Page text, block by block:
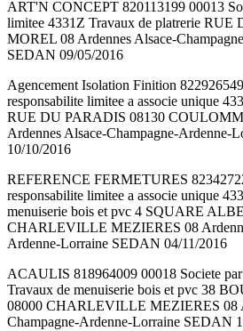
ART'N CONCEPT 820113199 00013
limitee 4331Z Travaux de platrerie
MOREL 08 Ardennes Alsace-
SEDAN 09/05/2016
Agencement Isolation Finition
responsabilite limitee a associe unique
RUE DU PARADIS 08130
Ardennes Alsace-Champagne-Ardenne-
10/10/2016
REFERENCE FERMETURES
responsabilite limitee a associe unique
menuiserie bois et pvc 4 SQUARE
CHARLEVILLE MEZIERES 08
Ardenne-Lorraine SEDAN 04/11/2016
ACAULIS 818964009 00018 Societe
Travaux de menuiserie bois et pvc 38
08000 CHARLEVILLE MEZIERES 08
Champagne-Ardenne-Lorraine SEDAN